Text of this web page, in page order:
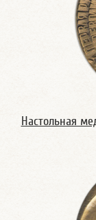
Настольная